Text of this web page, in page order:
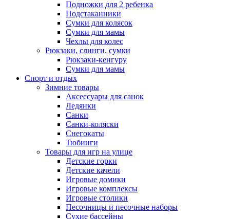
Подножки для 2 ребенка
Подстаканники
Сумки для колясок
Сумки для мамы
Чехлы для колес
Рюкзаки, слинги, сумки
Рюкзаки-кенгуру
Сумки для мамы
Спорт и отдых
Зимние товары
Аксессуары для санок
Ледянки
Санки
Санки-коляски
Снегокаты
Тюбинги
Товары для игр на улице
Детские горки
Детские качели
Игровые домики
Игровые комплексы
Игровые столики
Песочницы и песочные наборы
Сухие бассейны